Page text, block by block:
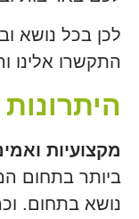
לכן בכל נושא
התקשרו אלינו
מקצועיות
ביותר בתחום
נושא בתחום.